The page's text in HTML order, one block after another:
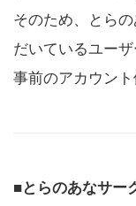
そのため、とら
だいているユー
事前のアカウント
■とらのあなサー